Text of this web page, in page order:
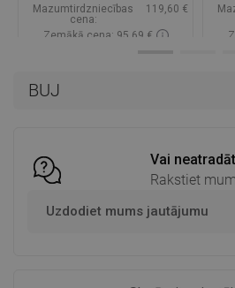
BUJ
Vai
Rakstiet
Uzdodiet mums jautājumu
Mazumtirdzniecības
cena:
119,60 €
Zemākā cena: 95,69 €